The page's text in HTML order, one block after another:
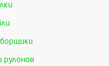
рулонов